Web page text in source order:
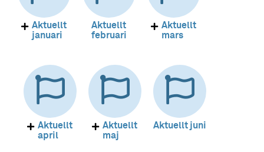
Aktuellt
januari
Aktuellt
februari
Aktuellt
mars
Aktuellt
april
Aktuellt
maj
Aktuellt juni